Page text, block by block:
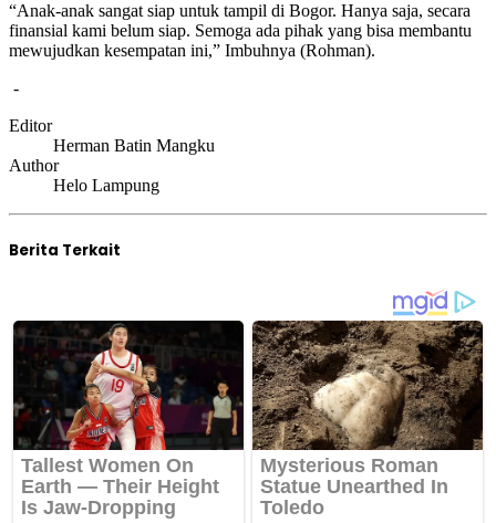
“Anak-anak sangat siap untuk tampil di Bogor. Hanya saja, secara
finansial kami belum siap. Semoga ada pihak yang bisa membantu
mewujudkan kesempatan ini,” Imbuhnya (Rohman).
-
Editor
Herman Batin Mangku
Author
Helo Lampung
Berita Terkait